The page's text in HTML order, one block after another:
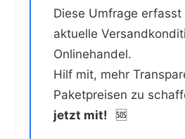
Diese Umfrage erfasst
aktuelle
Onlinehandel.
Hilf mit, mehr
Paketpreisen zu
jetzt mit!
🆘